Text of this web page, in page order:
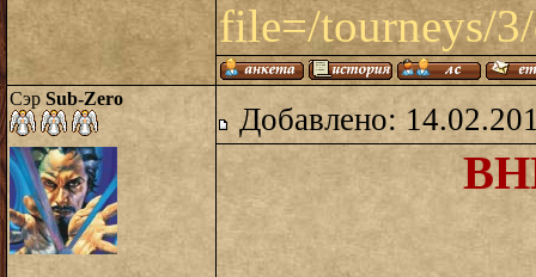
file=/tourneys/
Сэр Sub-Zero
Добавлено: